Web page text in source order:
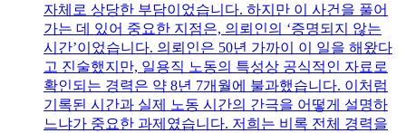
자체로 상당한 부담이었습니다. 하지만 이 사건을 풀어
가는 데 있어 중요한 지점은, 의뢰인의 ‘증명되지 않는
시간’이었습니다. 의뢰인은 50년 가까이 이 일을 해왔다
고 진술했지만, 일용직 노동의 특성상 공식적인 자료로
확인되는 경력은 약 8년 7개월에 불과했습니다. 이처럼
기록된 시간과 실제 노동 시간의 간극을 어떻게 설명하
느냐가 중요한 과제였습니다. 저희는 비록 전체 경력을